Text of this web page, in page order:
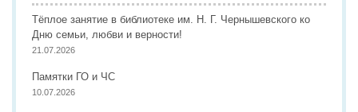
Тёплое занятие в библиотеке им. Н. Г. Чернышевского ко
Дню семьи, любви и верности!
21.07.2026
Памятки ГО и ЧС
10.07.2026